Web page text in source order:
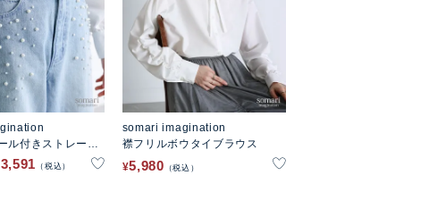
ル付きストレート
3,591 税込
somari imagination
襟フリルボウタイブラウス
¥5,980 税込